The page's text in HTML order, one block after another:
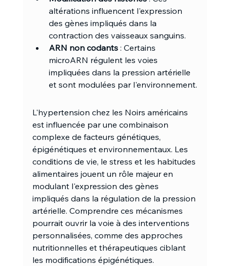
altérations influencent l'expression
des gènes impliqués dans la
contraction des vaisseaux sanguins.
ARN non codants : Certains
microARN régulent les voies
impliquées dans la pression artérielle
et sont modulées par l'environnement.
L'hypertension chez les Noirs américains
est influencée par une combinaison
complexe de facteurs génétiques,
épigénétiques et environnementaux. Les
conditions de vie, le stress et les habitudes
alimentaires jouent un rôle majeur en
modulant l'expression des gènes
impliqués dans la régulation de la pression
artérielle. Comprendre ces mécanismes
pourrait ouvrir la voie à des interventions
personnalisées, comme des approches
nutritionnelles et thérapeutiques ciblant
les modifications épigénétiques.